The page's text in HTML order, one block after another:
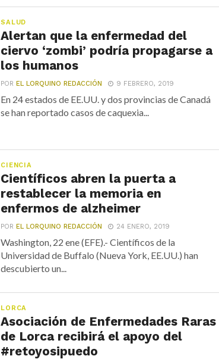
SALUD
Alertan que la enfermedad del
ciervo ‘zombi’ podría propagarse a
los humanos
POREL LORQUINO REDACCIÓN 9 FEBRERO, 2019
En 24 estados de EE.UU. y dos provincias de Canadá
se han reportado casos de caquexia...
CIENCIA
Científicos abren la puerta a
restablecer la memoria en
enfermos de alzheimer
POREL LORQUINO REDACCIÓN 24 ENERO, 2019
Washington, 22 ene (EFE).- Científicos de la
Universidad de Buffalo (Nueva York, EE.UU.) han
descubierto un...
LORCA
Asociación de Enfermedades Raras
de Lorca recibirá el apoyo del
#retoyosipuedo